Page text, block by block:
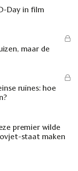
Day in film
maar de
ruïnes: hoe
premier wilde
staat maken